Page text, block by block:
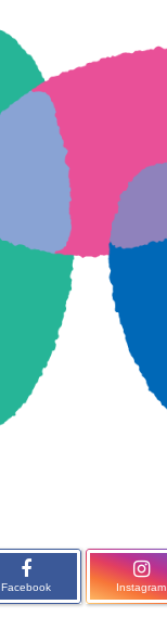
Facebook Instagram